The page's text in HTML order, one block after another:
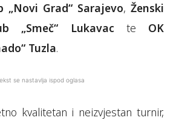
„Novi Grad“ Sarajevo, Ženski
„Smeč“ Lukavac te OK
Tuzla.
se nastavlja ispod oglasa
kvalitetan i neizvjestan turnir,